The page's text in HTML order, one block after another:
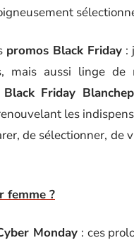
promos Black Friday :
mais aussi linge
Black Friday
les
de sélectionner, de
femme ?
Monday: ces